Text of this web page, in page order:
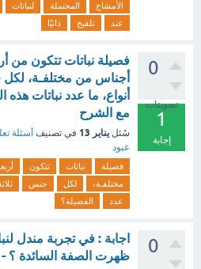
الأمشاج
المحتملة لنباتات
عند
تلقيح ذاتيًا
0
تصويتات
1
إجابة
فصيلة نباتات تتكون من
أجناس من مختلفـة، لكل
أنواع، ما عدد نباتات هذه
مع الشرح
سُئل يناير 13 في تصنيف أسئلة
عبود
فصيلة نباتات تتكون
مختلفـة،
لكل جنس
عدد
الفصيلة؟
0
اجابة : في تجربة مندل
ظهرت الصفة السائدة ؟